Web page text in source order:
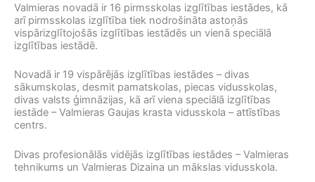
Valmieras novadā ir 16 pirmsskolas izglītības iestādes, kā
arī pirmsskolas izglītība tiek nodrošināta astoņās
vispārizglītojošās izglītības iestādēs un vienā speciālā
izglītības iestādē.
Novadā ir 19 vispārējās izglītības iestādes – divas
sākumskolas, desmit pamatskolas, piecas vidusskolas,
divas valsts ģimnāzijas, kā arī viena speciālā izglītības
iestāde – Valmieras Gaujas krasta vidusskola – attīstības
centrs.
Divas profesionālās vidējās izglītības iestādes – Valmieras
tehnikums un Valmieras Dizaina un mākslas vidusskola.